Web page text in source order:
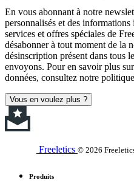
En vous abonnant à notre
personnalisés et des
services et offres spéciales de
désabonner à tout moment de la
désinscription présent dans tous
envoyons. Pour en savoir plus
données, consultez notre
Vous en voulez plus ?
Freeletics © 2026
Produits